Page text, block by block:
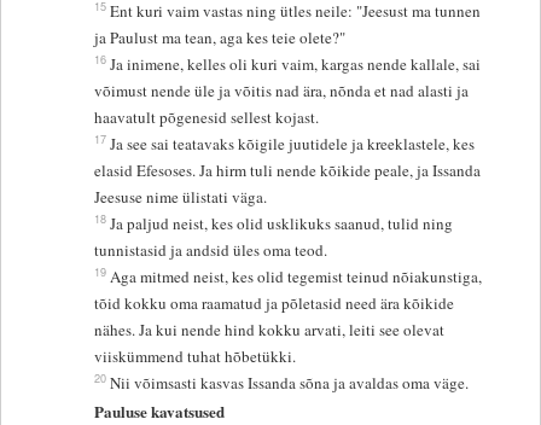
15 Ent kuri vaim vastas ning ütles neile: "Jeesust ma tunnen
ja Paulust ma tean, aga kes teie olete?"
16 Ja inimene, kelles oli kuri vaim, kargas nende kallale, sai
võimust nende üle ja võitis nad ära, nõnda et nad alasti ja
haavatult põgenesid sellest kojast.
17 Ja see sai teatavaks kõigile juutidele ja kreeklastele, kes
elasid Efesoses. Ja hirm tuli nende kõikide peale, ja Issanda
Jeesuse nime ülistati väga.
18 Ja paljud neist, kes olid usklikuks saanud, tulid ning
tunnistasid ja andsid üles oma teod.
19 Aga mitmed neist, kes olid tegemist teinud nõiakunstiga,
tõid kokku oma raamatud ja põletasid need ära kõikide
nähes. Ja kui nende hind kokku arvati, leiti see olevat
viiskümmend tuhat hõbetükki.
20 Nii võimsasti kasvas Issanda sõna ja avaldas oma väge.
Pauluse kavatsused